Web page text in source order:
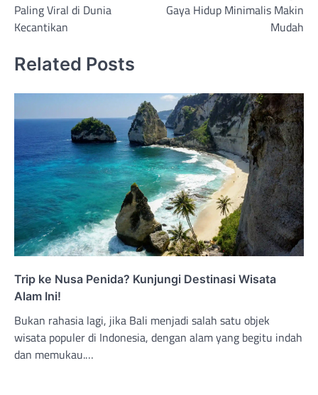
Paling Viral di Dunia
Kecantikan
Gaya Hidup Minimalis Makin
Mudah
Related Posts
Trip ke Nusa Penida? Kunjungi Destinasi Wisata
Alam Ini!
Bukan rahasia lagi, jika Bali menjadi salah satu objek
wisata populer di Indonesia, dengan alam yang begitu indah
dan memukau.…